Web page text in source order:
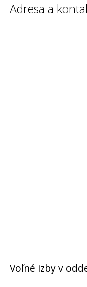
Adresa a
Voľné izby v